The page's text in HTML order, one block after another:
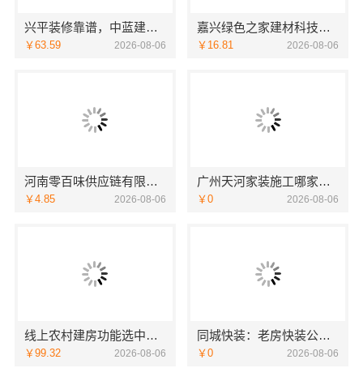
兴平装修靠谱，中蓝建投（北京）建设有限公司武功分公司全包放心
￥63.59 2026-08-06
嘉兴绿色之家建材科技有限公司——同城知名室内设计团队高端定制
￥16.81 2026-08-06
河南零百味供应链有限公司全程护航零食硬折扣加盟
￥4.85 2026-08-06
广州天河家装施工哪家专业？精匠饰家新房环保装修首选
￥0 2026-08-06
线上农村建房功能选中蓝建投北京建设有限公司四川
￥99.32 2026-08-06
同城快装：老房快装公司工期保障零增项
￥0 2026-08-06